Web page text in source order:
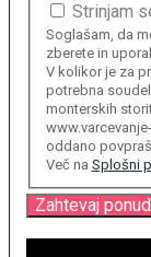
Strinjam
Soglašam, da
zberete in
V kolikor je za
potrebna
monterskih
oddano
Več na Splošni